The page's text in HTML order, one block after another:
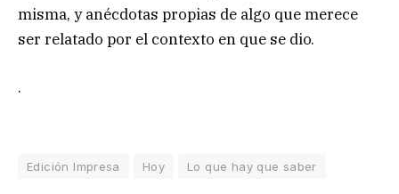
misma, y anécdotas propias de algo que merece
ser relatado por el contexto en que se dio.
.
Edición Impresa Hoy Lo que hay que saber